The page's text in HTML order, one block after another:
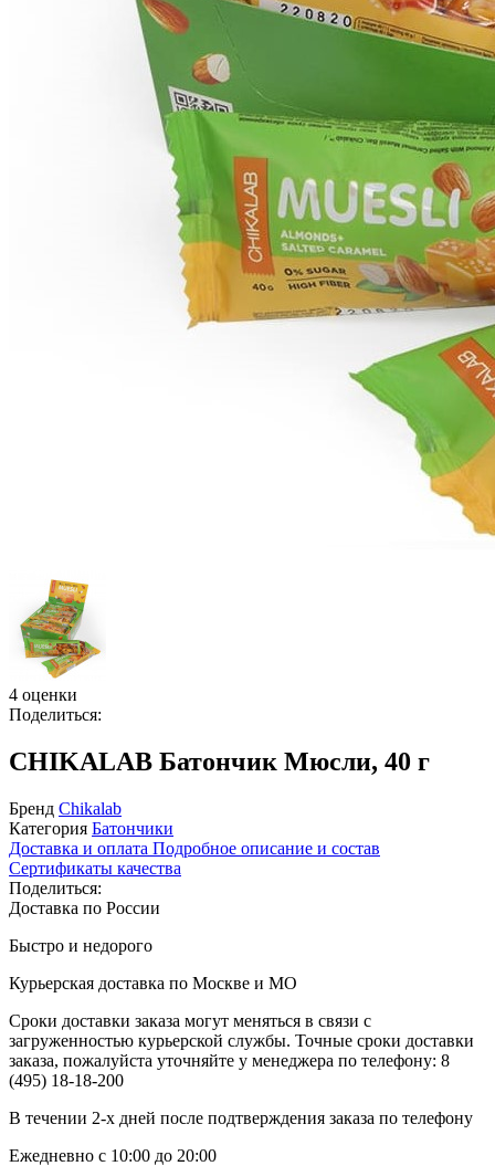
4 оценки
Поделиться:
CHIKALAB Батончик Мюсли, 40 г
Бренд Chikalab
Категория Батончики
Доставка и оплата Подробное описание и состав
Сертификаты качества
Поделиться:
Доставка по России
Быстро и недорого
Курьерская доставка по Москве и МО
Сроки доставки заказа могут меняться в связи с
загруженностью курьерской службы. Точные сроки доставки
заказа, пожалуйста уточняйте у менеджера по телефону: 8
(495) 18-18-200
В течении 2-х дней после подтверждения заказа по телефону
Ежедневно с 10:00 до 20:00